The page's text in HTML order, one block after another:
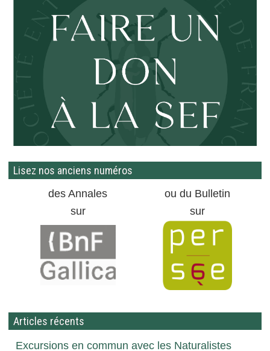
Lisez nos anciens numéros
des Annales
ou du Bulletin
sur
sur
Articles récents
Excursions en commun avec les Naturalistes